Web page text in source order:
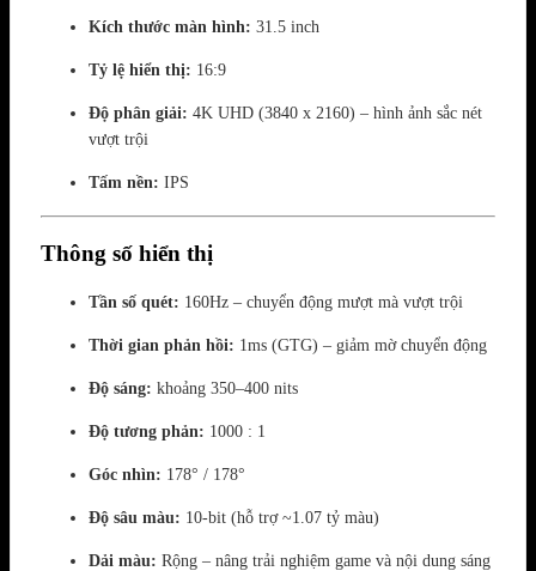
Kích thước màn hình: 31.5 inch
Tỷ lệ hiển thị: 16:9
Độ phân giải: 4K UHD (3840 x 2160) – hình ảnh sắc nét
vượt trội
Tấm nền: IPS
Thông số hiển thị
Tần số quét: 160Hz – chuyển động mượt mà vượt trội
Thời gian phản hồi: 1ms (GTG) – giảm mờ chuyển động
Độ sáng: khoảng 350–400 nits
Độ tương phản: 1000 : 1
Góc nhìn: 178° / 178°
Độ sâu màu: 10-bit (hỗ trợ ~1.07 tỷ màu)
Dải màu: Rộng – nâng trải nghiệm game và nội dung sáng